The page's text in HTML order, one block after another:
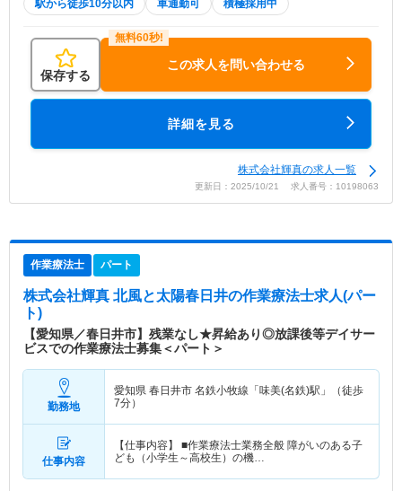
駅から徒歩10分以内 車通勤可 積極採用中
保存する
この求人を問い合わせる
詳細を見る
株式会社輝真の求人一覧
更新日：2025/10/21 求人番号：10198063
作業療法士 パート
株式会社輝真 北風と太陽春日井の作業療法士求人(パー
ト)
【愛知県／春日井市】残業なし★昇給あり◎放課後等デイサー
ビスでの作業療法士募集＜パート＞
勤務地
愛知県 春日井市 名鉄小牧線「味美(名鉄)駅」（徒歩
7分）
仕事内容
【仕事内容】 ■作業療法士業務全般 障がいのある子
ども（小学生～高校生）の機…